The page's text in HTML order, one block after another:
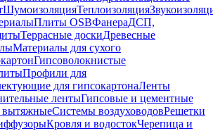
ШумоизоляцияТеплоизоляция
Плиты OSBФанераДСП,
Террасные доскиДревесные
Материалы для сухого
Гипсоволокнистые
Профили для
для гипсокартонаЛенты
лентыГипсовые и цементные
вытяжныеСистемы воздуховодовРешетки
Кровля и водостокЧерепица и